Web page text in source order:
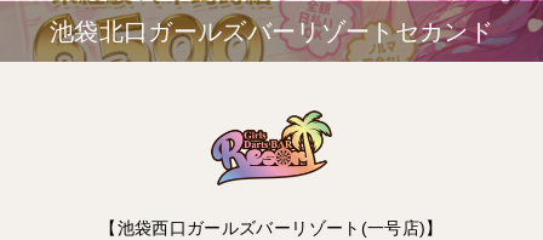
池袋北口ガールズバーリゾートセカンド
【池袋西口ガールズバーリゾート(一号店)】